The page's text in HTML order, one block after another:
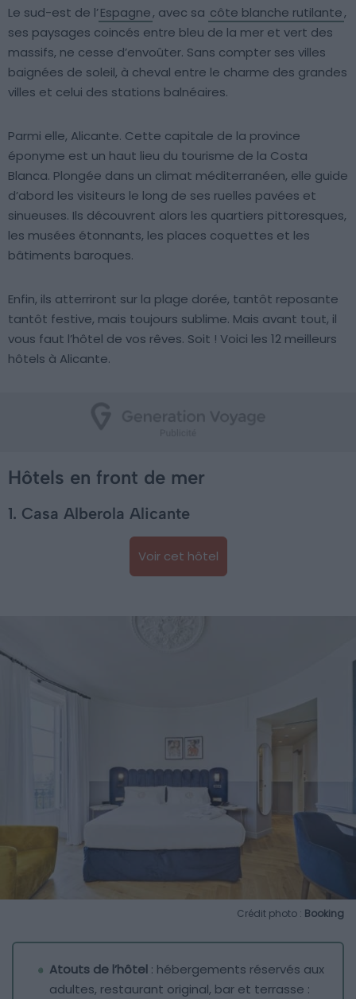
Le sud-est de l’Espagne, avec sa côte blanche rutilante,
ses paysages coincés entre bleu de la mer et vert des
massifs, ne cesse d’envoûter. Sans compter ses villes
baignées de soleil, à cheval entre le charme des grandes
villes et celui des stations balnéaires.
Parmi elle, Alicante. Cette capitale de la province
éponyme est un haut lieu du tourisme de la Costa
Blanca. Plongée dans un climat méditerranéen, elle guide
d’abord les visiteurs le long de ses ruelles pavées et
sinueuses. Ils découvrent alors les quartiers pittoresques,
les musées étonnants, les places coquettes et les
bâtiments baroques.
Enfin, ils atterriront sur la plage dorée, tantôt reposante
tantôt festive, mais toujours sublime. Mais avant tout, il
vous faut l’hôtel de vos rêves. Soit ! Voici les 12 meilleurs
hôtels à Alicante.
Hôtels en front de mer
1. Casa Alberola Alicante
Voir cet hôtel
Crédit photo : Booking
Atouts de l’hôtel : hébergements réservés aux
adultes, restaurant original, bar et terrasse :